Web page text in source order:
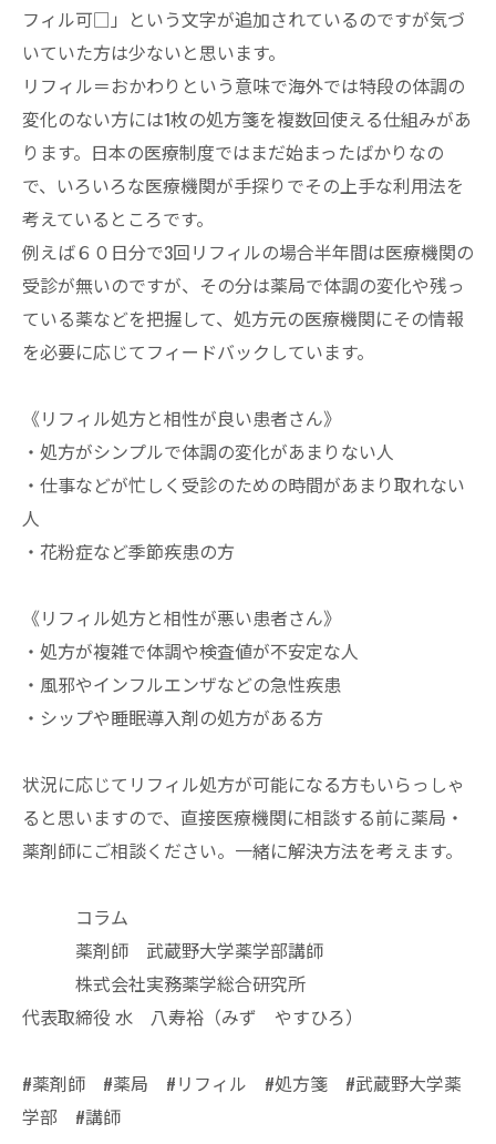
フィル可□」という文字が追加されているのですが気づ
いていた方は少ないと思います。
リフィル＝おかわりという意味で海外では特段の体調の
変化のない方には1枚の処方箋を複数回使える仕組みがあ
ります。日本の医療制度ではまだ始まったばかりなの
で、いろいろな医療機関が手探りでその上手な利用法を
考えているところです。
例えば６０日分で3回リフィルの場合半年間は医療機関の
受診が無いのですが、その分は薬局で体調の変化や残っ
ている薬などを把握して、処方元の医療機関にその情報
を必要に応じてフィードバックしています。
《リフィル処方と相性が良い患者さん》
・処方がシンプルで体調の変化があまりない人
・仕事などが忙しく受診のための時間があまり取れない
人
・花粉症など季節疾患の方
《リフィル処方と相性が悪い患者さん》
・処方が複雑で体調や検査値が不安定な人
・風邪やインフルエンザなどの急性疾患
・シップや睡眠導入剤の処方がある方
状況に応じてリフィル処方が可能になる方もいらっしゃ
ると思いますので、直接医療機関に相談する前に薬局・
薬剤師にご相談ください。一緒に解決方法を考えます。
コラム
薬剤師 武蔵野大学薬学部講師
株式会社実務薬学総合研究所
代表取締役 水 八寿裕（みず やすひろ）
#薬剤師 #薬局 #リフィル #処方箋 #武蔵野大学薬
学部 #講師